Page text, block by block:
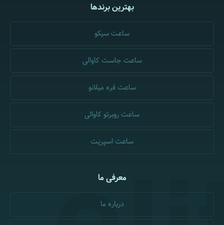
بهترین برندها
ساعت سیکو
ساعت جاست کاوالی
ساعت فره میلانو
ساعت روبرتو کاوالی
ساعت اسپریت
معرفی ما
درباره ما